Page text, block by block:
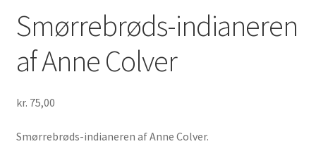
Smørrebrøds-indianeren
af Anne Colver
kr. 75,00
Smørrebrøds-indianeren af Anne Colver.